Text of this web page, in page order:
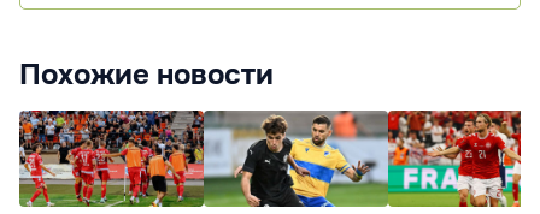
Похожие новости